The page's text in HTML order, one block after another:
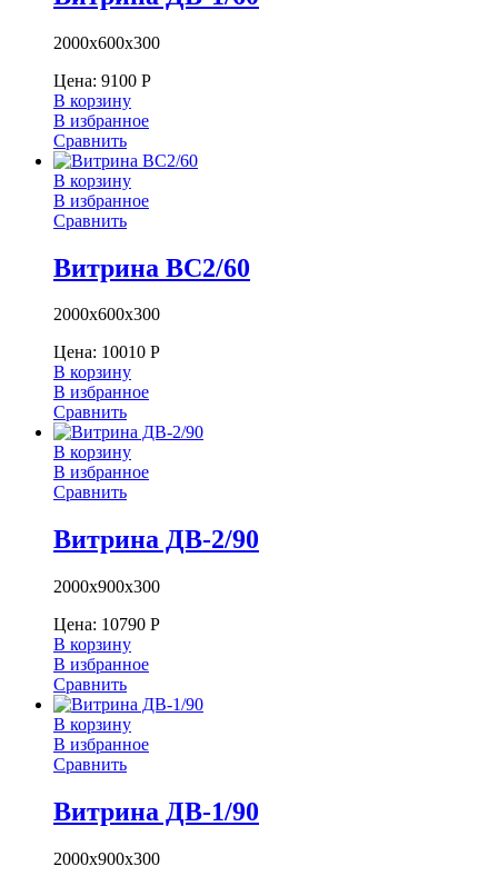
2000х600х300
Цена: 9100 Р
В корзину
В избранное
Сравнить
В корзину
В избранное
Сравнить
Витрина ВС2/60
2000х600х300
Цена: 10010 Р
В корзину
В избранное
Сравнить
В корзину
В избранное
Сравнить
Витрина ДВ-2/90
2000х900х300
Цена: 10790 Р
В корзину
В избранное
Сравнить
В корзину
В избранное
Сравнить
Витрина ДВ-1/90
2000х900х300